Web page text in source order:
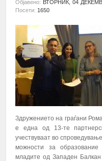
Објавено: ВТОРНИК, 04
Посети: 1650
Здружението на граѓани
е една од 13-те
учествуваат во
можности за
младите од Западен